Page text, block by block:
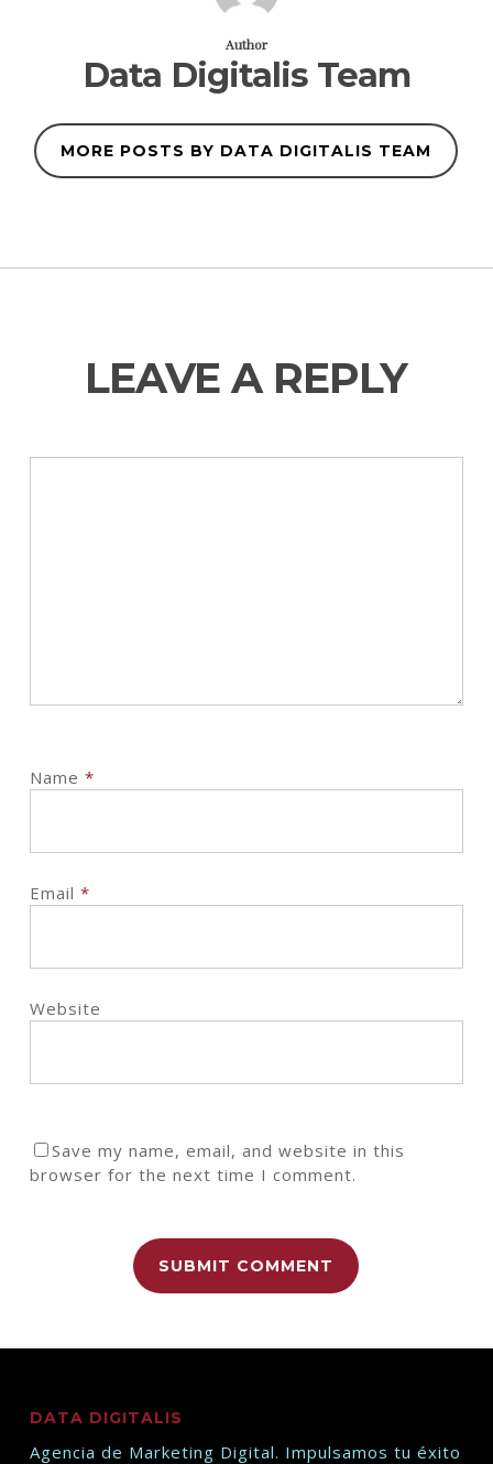
Author
Data Digitalis Team
MORE POSTS BY DATA DIGITALIS TEAM
LEAVE A REPLY
Name *
Email *
Website
Save my name, email, and website in this
browser for the next time I comment.
DATA DIGITALIS
Agencia de Marketing Digital. Impulsamos tu éxito